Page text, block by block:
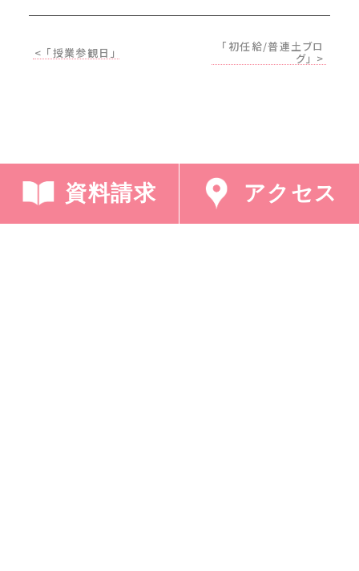
資料請求 アクセス
< 「授業参観日」 「初任給/普連土ブロ
グ」 >